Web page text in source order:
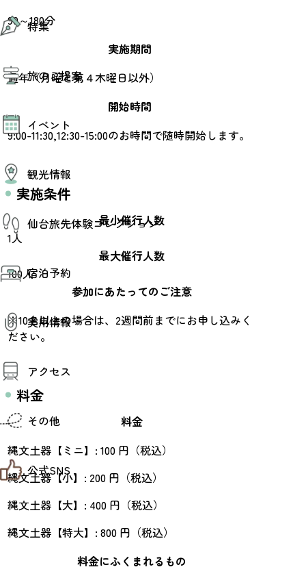
お得なチケット
エリアガイド
仙台観光PR動画ライブラリー
仙台から行く東北周遊旅
伝統的工芸品
特集
夜時間トピックス
旅のご提案
AIおまかせコース
オリジナルプラン
イベント
その他イベント情報（音楽・展示会）
スポーツ情報
コンベンション情報
観光情報
温泉
季節のイベント
プロスポーツチーム・プロオーケストラ
仙台の銘品
仙台夜時間
仙台観光マップ
仙台旅先体験コレクション
仙台旅先体験コレクション
体験プログラム検索（予約）
体験事業者からのお知らせ
体験トピックス
体験事業者
宿泊予約
実用情報
お役立ち情報
仙台観光マップ
アクセス
仙台までの経路検索
市内の交通情報
その他
お知らせ
お問い合わせ
教育旅行
観光マップ
せんだい旅日和とは
サイト利用規約
プライバシーポリシー
サイトマップ
仙臺写真館フォトギャラリー
公式SNS
せんだい旅日和 X
せんだい旅日和 Facebook
仙台旅先体験コレクション Instagaram
90～180分
実施期間
通年（月曜と第４木曜日以外）
開始時間
9:00-11:30,12:30-15:00のお時間で随時開始します。
実施条件
最小催行人数
1人
最大催行人数
100人
参加にあたってのご注意
※10名以上の場合は、2週間前までにお申し込みく
ださい。
料金
料金
縄文土器【ミニ】: 100 円（税込）
縄文土器【小】: 200 円（税込）
縄文土器【大】: 400 円（税込）
縄文土器【特大】: 800 円（税込）
料金にふくまれるもの